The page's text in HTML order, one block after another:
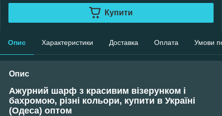
Купити
Опис Характеристики Доставка Оплата Умови
Опис
Ажурний шарф з красивим візерунком і
бахромою, різні кольори, купити в Україні
(Одеса) оптом